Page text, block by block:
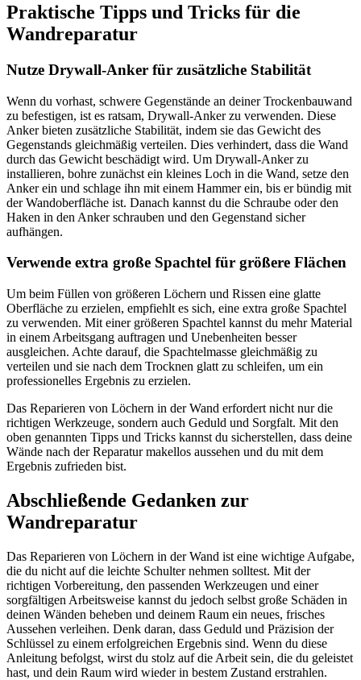
Praktische Tipps und Tricks für die
Wandreparatur
Nutze Drywall-Anker für zusätzliche Stabilität
Wenn du vorhast, schwere Gegenstände an deiner Trockenbauwand
zu befestigen, ist es ratsam, Drywall-Anker zu verwenden. Diese
Anker bieten zusätzliche Stabilität, indem sie das Gewicht des
Gegenstands gleichmäßig verteilen. Dies verhindert, dass die Wand
durch das Gewicht beschädigt wird. Um Drywall-Anker zu
installieren, bohre zunächst ein kleines Loch in die Wand, setze den
Anker ein und schlage ihn mit einem Hammer ein, bis er bündig mit
der Wandoberfläche ist. Danach kannst du die Schraube oder den
Haken in den Anker schrauben und den Gegenstand sicher
aufhängen.
Verwende extra große Spachtel für größere Flächen
Um beim Füllen von größeren Löchern und Rissen eine glatte
Oberfläche zu erzielen, empfiehlt es sich, eine extra große Spachtel
zu verwenden. Mit einer größeren Spachtel kannst du mehr Material
in einem Arbeitsgang auftragen und Unebenheiten besser
ausgleichen. Achte darauf, die Spachtelmasse gleichmäßig zu
verteilen und sie nach dem Trocknen glatt zu schleifen, um ein
professionelles Ergebnis zu erzielen.
Das Reparieren von Löchern in der Wand erfordert nicht nur die
richtigen Werkzeuge, sondern auch Geduld und Sorgfalt. Mit den
oben genannten Tipps und Tricks kannst du sicherstellen, dass deine
Wände nach der Reparatur makellos aussehen und du mit dem
Ergebnis zufrieden bist.
Abschließende Gedanken zur
Wandreparatur
Das Reparieren von Löchern in der Wand ist eine wichtige Aufgabe,
die du nicht auf die leichte Schulter nehmen solltest. Mit der
richtigen Vorbereitung, den passenden Werkzeugen und einer
sorgfältigen Arbeitsweise kannst du jedoch selbst große Schäden in
deinen Wänden beheben und deinem Raum ein neues, frisches
Aussehen verleihen. Denk daran, dass Geduld und Präzision der
Schlüssel zu einem erfolgreichen Ergebnis sind. Wenn du diese
Anleitung befolgst, wirst du stolz auf die Arbeit sein, die du geleistet
hast, und dein Raum wird wieder in bestem Zustand erstrahlen.